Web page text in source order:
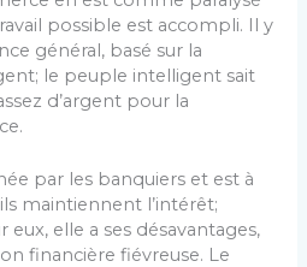
possible est accompli. Il y
général, basé sur la
le peuple intelligent sait
d’argent pour la
par les banquiers et est à
maintiennent l’intérêt;
elle a ses désavantages,
financière fiévreuse. Le